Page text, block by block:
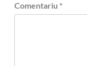
Comentariu *